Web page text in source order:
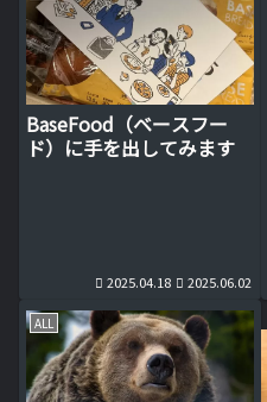
BaseFood（ベースフー
ド）に手を出してみます
2025.04.18 2025.06.02
ALL